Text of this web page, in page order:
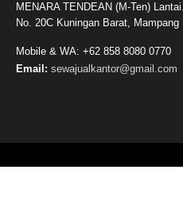
MENARA TENDEAN (M-Ten)
No. 20C Kuningan Barat,
Mobile & WA: +62 858 8080 0770
Email: sewajualkantor@gmail.com